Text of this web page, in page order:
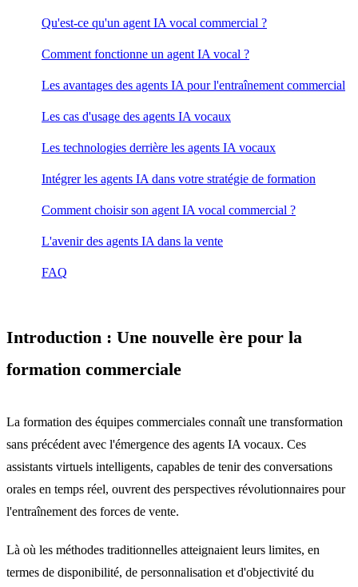
Qu'est-ce qu'un agent IA vocal commercial ?
Comment fonctionne un agent IA vocal ?
Les avantages des agents IA pour l'entraînement commercial
Les cas d'usage des agents IA vocaux
Les technologies derrière les agents IA vocaux
Intégrer les agents IA dans votre stratégie de formation
Comment choisir son agent IA vocal commercial ?
L'avenir des agents IA dans la vente
FAQ
Introduction : Une nouvelle ère pour la
formation commerciale
La formation des équipes commerciales connaît une transformation
sans précédent avec l'émergence des agents IA vocaux. Ces
assistants virtuels intelligents, capables de tenir des conversations
orales en temps réel, ouvrent des perspectives révolutionnaires pour
l'entraînement des forces de vente.
Là où les méthodes traditionnelles atteignaient leurs limites, en
termes de disponibilité, de personnalisation et d'objectivité du